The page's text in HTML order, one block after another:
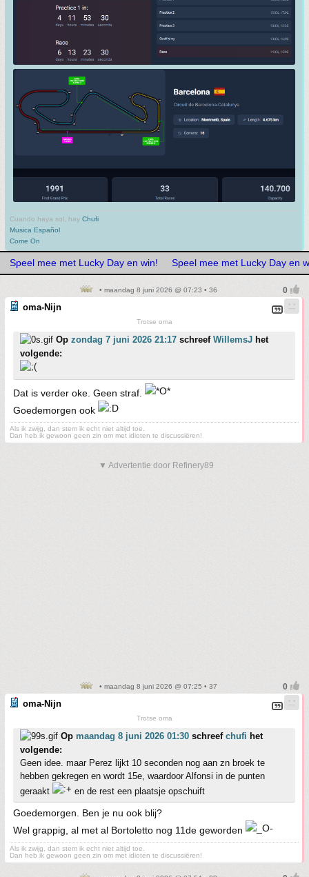
Cuando haya sol, hay Chufi
Musica Español
Come On
Speel mee met Lucky Day en win! Speel mee met Lucky Day en
• maandag 8 juni 2026 @ 07:23 • 36
oma-Nijn
Trotse oma
Op zondag 7 juni 2026 21:17 schreef WillemsJ het
volgende:
Dat is verder oke. Geen straf.
Goedemorgen ook
Als ik zwijg, dan stem ik echt niet altijd toe.
Dan heb ik gewoon geen zin om met idioten te discussiëren!
▼ Advertentie door Refinery89
• maandag 8 juni 2026 @ 07:25 • 37
oma-Nijn
Trotse oma
Op maandag 8 juni 2026 01:30 schreef chufi het
volgende:
Geen idee. maar Perez lijkt 10 seconden nog aan zn broek te
hebben gekregen en wordt 15e, waardoor Alfonsi in de punten
geraakt
en de rest een plaatsje opschuift
Goedemorgen. Ben je nu ook blij?
Wel grappig, al met al Bortoletto nog 11de geworden
Als ik zwijg, dan stem ik echt niet altijd toe.
Dan heb ik gewoon geen zin om met idioten te discussiëren!